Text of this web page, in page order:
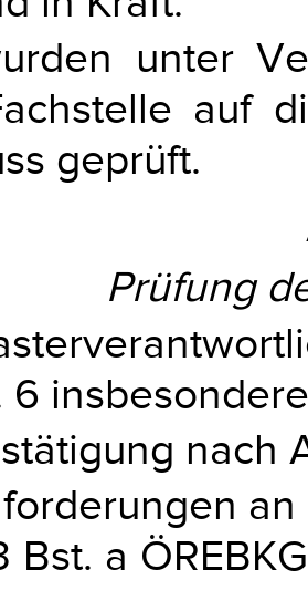
unter
auf
geprüft.
Prüfung
6
nach
Bst. a